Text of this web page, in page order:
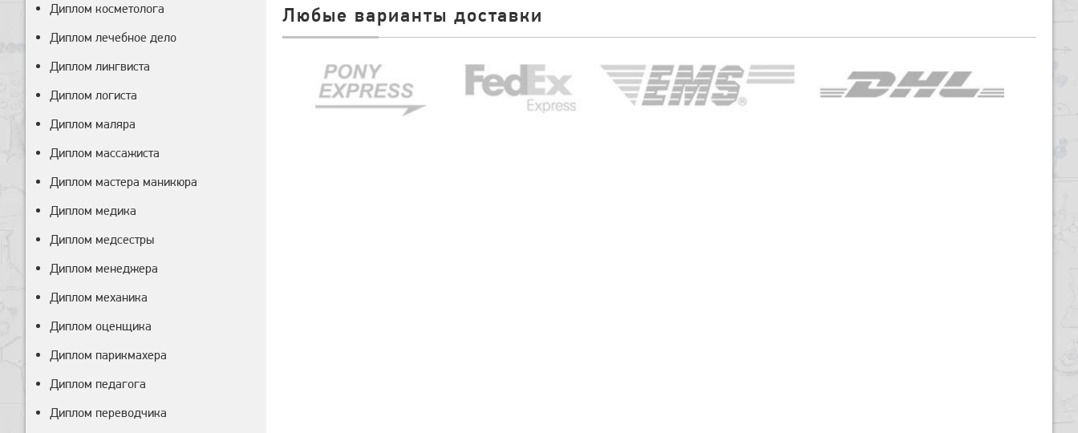
Любые варианты доставки
Диплом косметолога
Диплом лечебное дело
Диплом лингвиста
Диплом логиста
Диплом маляра
Диплом массажиста
Диплом мастера маникюра
Диплом медика
Диплом медсестры
Диплом менеджера
Диплом механика
Диплом оценщика
Диплом парикмахера
Диплом педагога
Диплом переводчика